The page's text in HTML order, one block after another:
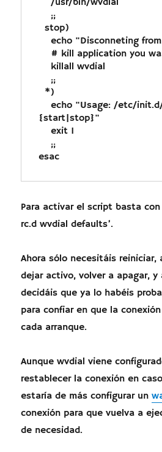
    /usr/bin/wvdial
  stop)
    echo "Disconneting from Freedompop..."
    echo "Usage: /etc/init.d/wvdial
{start|stop}"
    exit 1
esac
Para activar el script basta
rc.d wvdial defaults’.
Ahora sólo necesitáis reiniciar,
dejar activo, volver a apagar,
decidáis que ya lo habéis
para confiar en que la
cada arranque.
Aunque wvdial viene
restablecer la conexión en
estaría de más configurar un
conexión para que vuelva a
de necesidad.